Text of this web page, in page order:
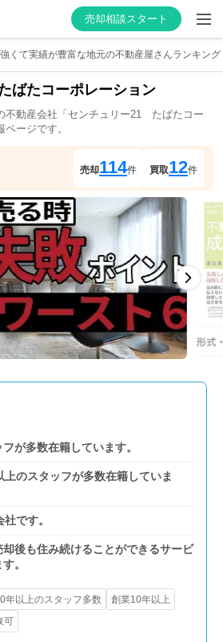
売却相談スタート
強くて実績が豊富な地元の不動産屋さんランキング
ばたコーポレーション
不動産会社「 センチュリー21　たばたコー
ページです。
売却114件 買取12件
が多数在籍しています。
のスタッフが多数在籍していま
です。
却後も住み続けることができるサービ
。
年以上のスタッフ多数
創業10年以上
可